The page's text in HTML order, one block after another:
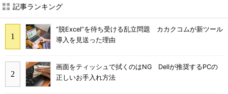
記事ランキング
“脱Excel”を待ち受ける乱立問題 カカクコムが新ツール
導入を見送った理由
画面をティッシュで拭くのはNG Dellが推奨するPCの
正しいお手入れ方法